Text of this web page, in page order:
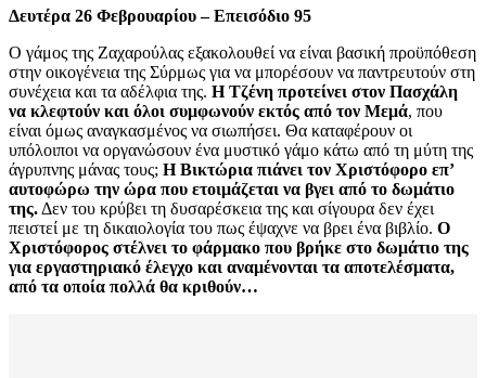
Δευτέρα 26 Φεβρουαρίου – Επεισόδιο 95
Ο γάμος της Ζαχαρούλας εξακολουθεί να είναι βασική προϋπόθεση
στην οικογένεια της Σύρμως για να μπορέσουν να παντρευτούν στη
συνέχεια και τα αδέλφια της. Η Τζένη προτείνει στον Πασχάλη
να κλεφτούν και όλοι συμφωνούν εκτός από τον Μεμά, που
είναι όμως αναγκασμένος να σιωπήσει. Θα καταφέρουν οι
υπόλοιποι να οργανώσουν ένα μυστικό γάμο κάτω από τη μύτη της
άγρυπνης μάνας τους; Η Βικτώρια πιάνει τον Χριστόφορο επ’
αυτοφώρω την ώρα που ετοιμάζεται να βγει από το δωμάτιο
της. Δεν του κρύβει τη δυσαρέσκεια της και σίγουρα δεν έχει
πειστεί με τη δικαιολογία του πως έψαχνε να βρει ένα βιβλίο. Ο
Χριστόφορος στέλνει το φάρμακο που βρήκε στο δωμάτιο της
για εργαστηριακό έλεγχο και αναμένονται τα αποτελέσματα,
από τα οποία πολλά θα κριθούν…